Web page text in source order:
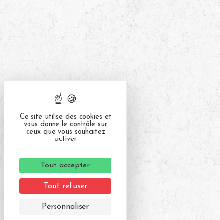
Ce site utilise des cookies et
vous donne le contrôle sur
ceux que vous souhaitez
activer
Tout accepter
Tout refuser
Personnaliser